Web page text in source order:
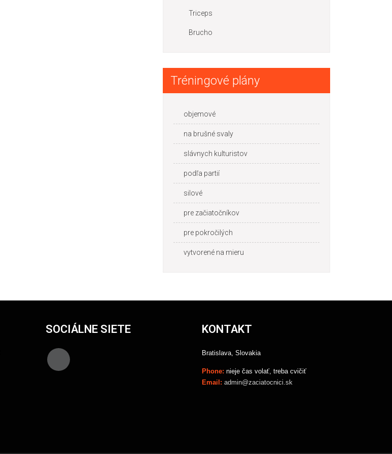
Triceps
Brucho
Tréningové plány
objemové
na brušné svaly
slávnych kulturistov
podľa partií
silové
pre začiatočníkov
pre pokročilých
vytvorené na mieru
SOCIÁLNE SIETE KONTAKT
Bratislava, Slovakia
Phone: nieje čas volať, treba cvičiť
Email: admin@zaciatocnici.sk